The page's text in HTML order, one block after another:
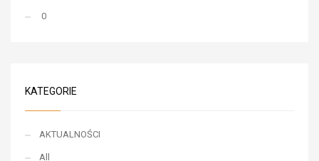
0
KATEGORIE
AKTUALNOŚCI
All